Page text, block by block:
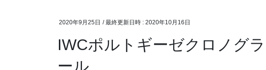
2020年9月25日 / 最終更新日時 : 2020年10月16日
IWCポルトギーゼクロノグ
ール